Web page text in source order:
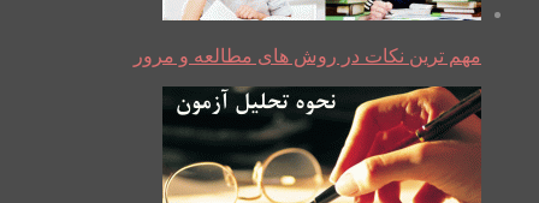
مهم ترین نکات در روش های مطالعه و مرور